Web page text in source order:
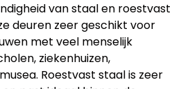
accepterenvan staal en roestvast
deuren zeer geschikt voor
met veel menselijk
ziekenhuizen,
Roestvast staal is zeer